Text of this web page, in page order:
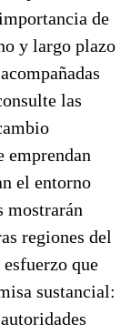
de
y largo plazo
las
emprendan
el entorno
mostrarán
regiones del
que
sustancial: